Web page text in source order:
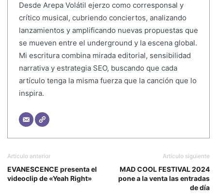
Desde Arepa Volátil ejerzo como corresponsal y
crítico musical, cubriendo conciertos, analizando
lanzamientos y amplificando nuevas propuestas que
se mueven entre el underground y la escena global.
Mi escritura combina mirada editorial, sensibilidad
narrativa y estrategia SEO, buscando que cada
artículo tenga la misma fuerza que la canción que lo
inspira.
Artículo anterior
EVANESCENCE presenta el
videoclip de «Yeah Right»
Artículo siguiente
MAD COOL FESTIVAL 2024
pone a la venta las entradas
de día